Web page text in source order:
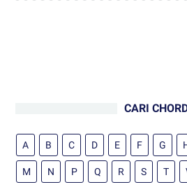
CARI
A B C D E F G
M N P Q R S T